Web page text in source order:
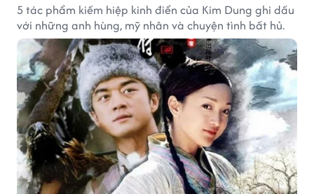
5 tác phẩm kiếm hiệp kinh điển của Kim Dung ghi dấu
với những anh hùng, mỹ nhân và chuyện tình bất hủ.